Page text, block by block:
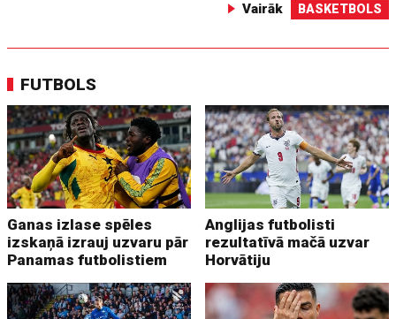
Vairāk BASKETBOLS
FUTBOLS
Ganas izlase spēles
izskaņā izrauj uzvaru pār
Panamas futbolistiem
Anglijas futbolisti
rezultatīvā mačā uzvar
Horvātiju